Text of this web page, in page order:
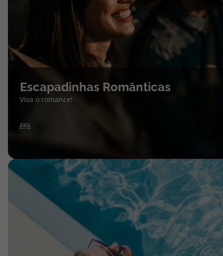
Escapadinhas Românticas
Viva o romance!